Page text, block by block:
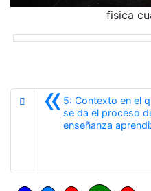
fisica
«5: Contexto en el
se da el proceso
enseñanza